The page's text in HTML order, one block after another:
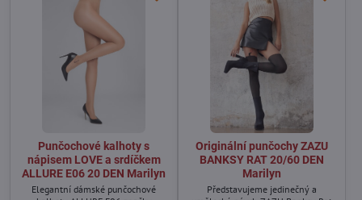
Punčochové kalhoty s
nápisem LOVE a srdíčkem
ALLURE E06 20 DEN Marilyn
Elegantní dámské punčochové
Originální punčochy ZAZU
BANKSY RAT 20/60 DEN
Marilyn
Představujeme jedinečný a